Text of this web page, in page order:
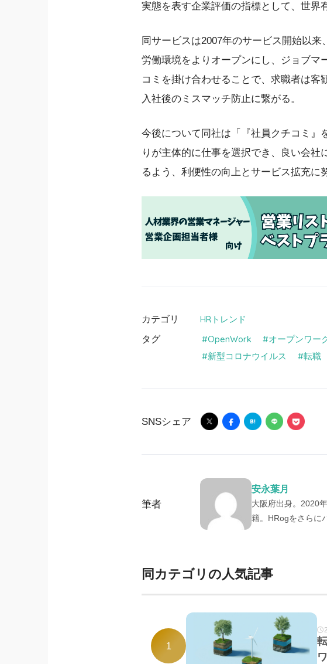
実態を表す企業評価の指標として、世界
同サービスは2007年のサービス開始以
労働環境をよりオープンにし、ジョブマ
コミを掛け合わせることで、求職者は
入社後のミスマッチ防止に繋がる。
今後について同社は「『社員クチコミ』
りが主体的に仕事を選択でき、良い会社
るよう、利便性の向上とサービス拡充に
カテゴリ HRトレンド
タグ OpenWork オープンワー
新型コロナウイルス
転職
SNSシェア
筆者
安永葉月
大阪府出身。2020
籍。HRogをさらに
同カテゴリの人気記事
1